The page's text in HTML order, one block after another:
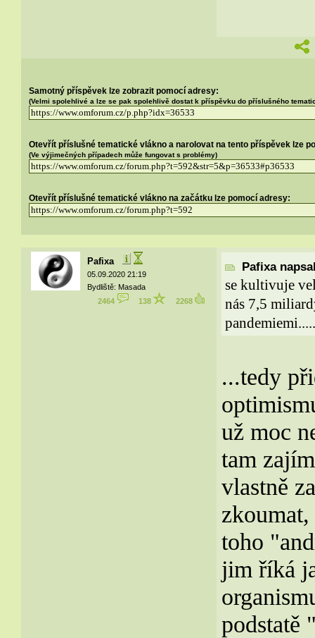
Samotný příspěvek lze zobrazit pomocí adresy:
(Velmi spolehlivé a lze se pak spolehlivě dostat k příspěvku do příslušného
Otevřít příslušné tematické vlákno a narolovat na tento příspěvek lze
(Ve výjimečných případech může fungovat s problémy)
Otevřít příslušné tematické vlákno na začátku lze pomocí adresy:
Pafixa
05.09.2020 21:19
Bydliště: Masada
2464
138 2268
Pafixa
se kultivuje
nás 7,5
pandemiemi.....
...tedy
už moc
tam
vlastně
toho
jim říká
podstatě